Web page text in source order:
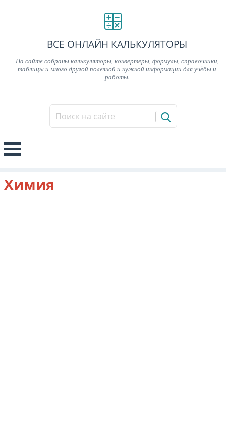
ВСЕ ОНЛАЙН КАЛЬКУЛЯТОРЫ
На сайте собраны калькуляторы, конвертеры, формулы, справочники,
таблицы и много другой полезной и нужной информации для учёбы и
работы.
Химия